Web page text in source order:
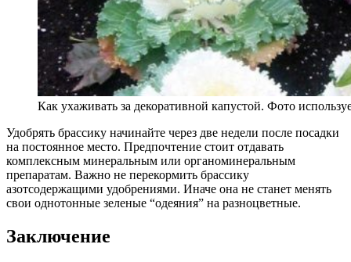
Как ухаживать за декоративной капустой. Фото
Удобрять брассику начинайте через две недели после посадки
на постоянное место. Предпочтение стоит отдавать
комплексным минеральным или органоминеральным
препаратам. Важно не перекормить брассику
азотсодержащими удобрениями. Иначе она не станет менять
свои однотонные зеленые “одеяния” на разноцветные.
Заключение